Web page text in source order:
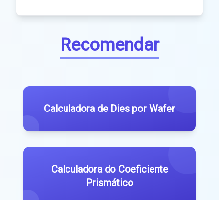
Recomendar
Calculadora de Dies por Wafer
Calculadora do Coeficiente
Prismático